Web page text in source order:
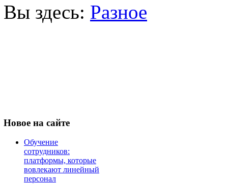
Вы здесь: Разное
Новое на сайте
Обучение
сотрудников:
платформы, которые
вовлекают линейный
персонал